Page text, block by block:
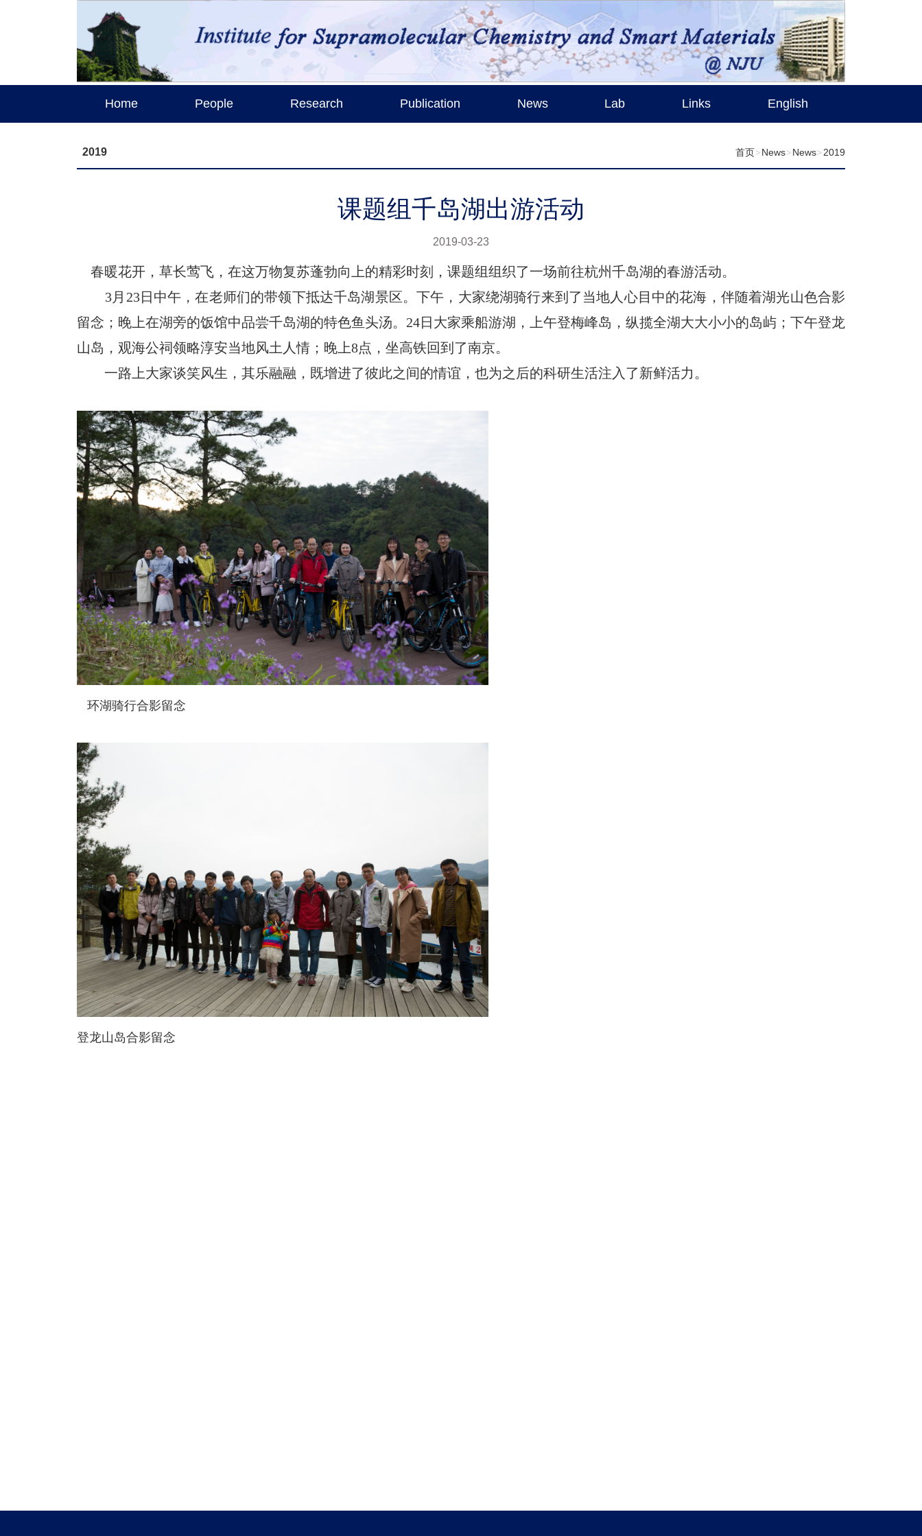
Home People Research Publication News Lab Links English
首页 News News 2019
2019
课题组千岛湖出游活动
2019-03-23
春暖花开，草长莺飞，在这万物复苏蓬勃向上的精彩时刻，课题组组织了一场前往杭州千岛湖的春游活动。
3月23日中午，在老师们的带领下抵达千岛湖景区。下午，大家绕湖骑行来到了当地人心目中的花海，伴随着湖光山色合影
留念；晚上在湖旁的饭馆中品尝千岛湖的特色鱼头汤。24日大家乘船游湖，上午登梅峰岛，纵揽全湖大大小小的岛屿；下午登龙
山岛，观海公祠领略淳安当地风土人情；晚上8点，坐高铁回到了南京。
一路上大家谈笑风生，其乐融融，既增进了彼此之间的情谊，也为之后的科研生活注入了新鲜活力。
环湖骑行合影留念
登龙山岛合影留念